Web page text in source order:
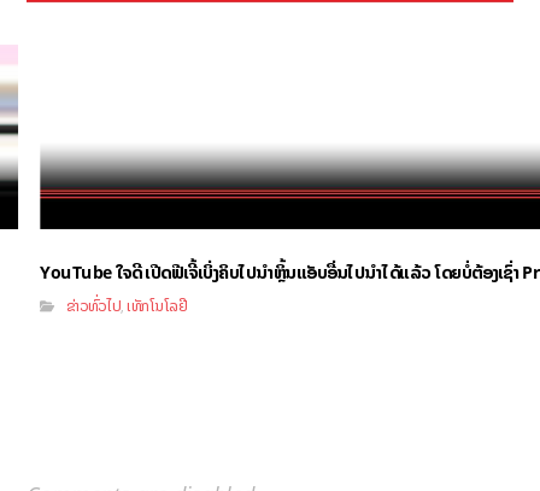
YouTube ໃຈດີ ເປີດຟີເຈີ້ເບິ່ງຄິບໄປນຳຫຼິ້ນແອັບອື່ນໄປນຳໄດ້ແລ້ວ ໂດຍບໍ່ຕ້ອງເຊົ່າ
ຂ່າວທົ່ວໄປ,ເທັກໂນໂລຢີ